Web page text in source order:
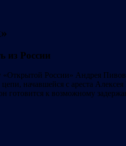
из России
России» Андрея
начавшейся с ареста
к возможному